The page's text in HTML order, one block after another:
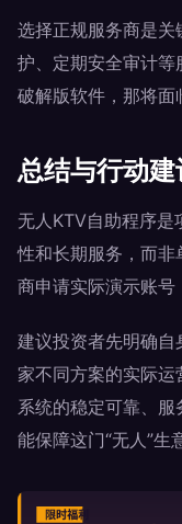
选择正规服务商是
护、定期安全审计
破解版软件，那将面
总结与行动建
无人KTV自助程序是
性和长期服务，而
商申请实际演示账号
建议投资者先明确
家不同方案的实际
系统的稳定可靠、
能保障这门“无人”生